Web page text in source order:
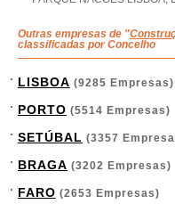
Outras empresas de "
classificadas por Concelho
LISBOA (9285 Empresas)
PORTO (5514 Empresas)
SETÚBAL (3357
BRAGA (3202 Empresas)
FARO (2653 Empresas)